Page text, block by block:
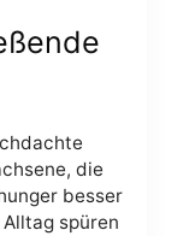
die
besser
spüren